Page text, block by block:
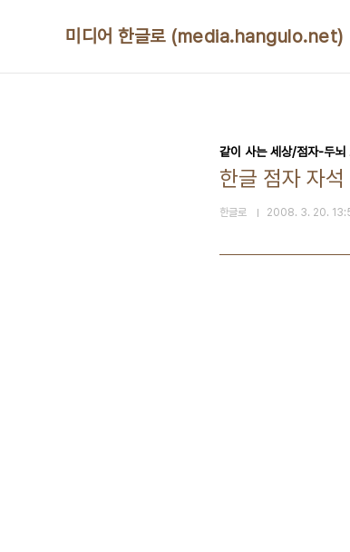
미디어 한글로 (media.hangulo.net)
같이 사는 세상/점자-두뇌
한글 점자 자
한글로 2008. 3. 20.